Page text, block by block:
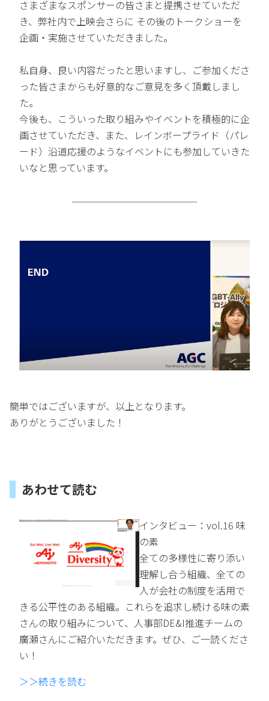
さまざまなスポンサーの皆さまと提携させていただ
き、弊社内で上映会さらに その後のトークショーを
企画・実施させていただきました。
私自身、良い内容だったと思いますし、ご参加くださ
った皆さまからも好意的なご意見を多く頂戴しまし
た。
今後も、こういった取り組みやイベントを積極的に企
画させていただき、また、レインボープライド（パレ
ード）沿道応援のようなイベントにも参加していきた
いなと思っています。
簡単ではございますが、以上となります。
ありがとうございました！
あわせて読む
インタビュー：vol.16 味
の素
全ての多様性に寄り添い
理解し合う組織、全ての
人が会社の制度を活用で
きる公平性のある組織。これらを追求し続ける味の素
さんの取り組みについて、人事部DE&I推進チームの
廣瀬さんにご紹介いただきます。ぜひ、ご一読くださ
い！
＞＞続きを読む